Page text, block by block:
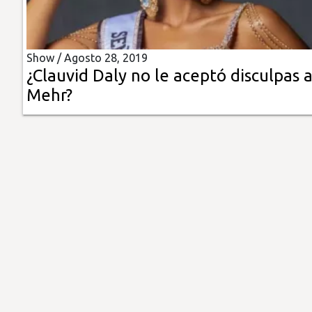
Insólitas
Multimedia
Impreso
Show /Agosto 28, 2019
¿Clauvid Daly no le aceptó disculpas a
Mehr?